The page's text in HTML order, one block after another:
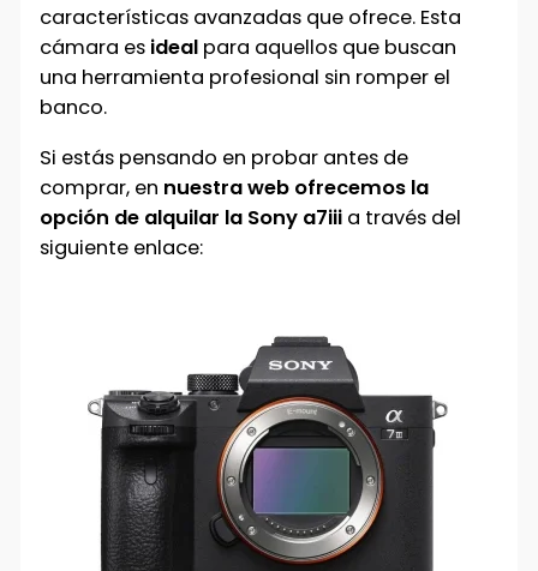
características avanzadas que ofrece. Esta
cámara es ideal para aquellos que buscan
una herramienta profesional sin romper el
banco.
Si estás pensando en probar antes de
comprar, en nuestra web ofrecemos la
opción de alquilar la Sony a7iii a través del
siguiente enlace: